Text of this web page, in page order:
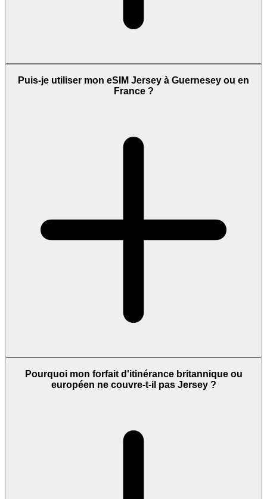
Puis-je utiliser mon eSIM Jersey à Guernesey ou en
France ?
Pourquoi mon forfait d'itinérance britannique ou
européen ne couvre-t-il pas Jersey ?